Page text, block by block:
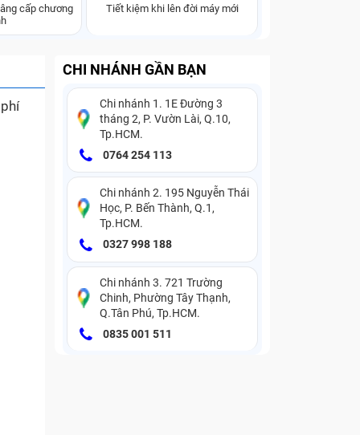
cấp chương
Tiết kiệm khi lên đời máy mới
CHI NHÁNH GẦN BẠN
Chi nhánh 1. 1E Đường 3
tháng 2, P. Vườn Lài, Q.10,
Tp.HCM.
0764 254 113
Chi nhánh 2. 195 Nguyễn Thái
Học, P. Bến Thành, Q.1,
Tp.HCM.
0327 998 188
Chi nhánh 3. 721 Trường
Chinh, Phường Tây Thạnh,
Q.Tân Phú, Tp.HCM.
0835 001 511